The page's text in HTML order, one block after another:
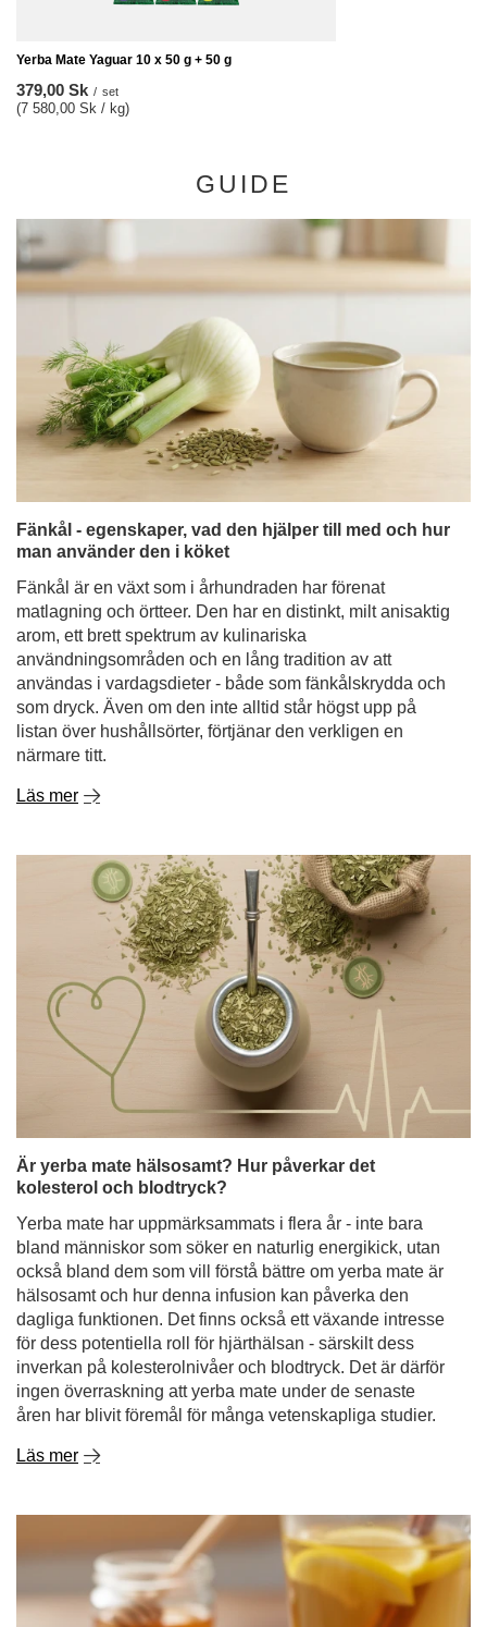
Yerba Mate Yaguar 10 x 50 g + 50 g
379,00 Sk / set
(7 580,00 Sk / kg)
GUIDE
Fänkål - egenskaper, vad den hjälper till med och hur
man använder den i köket
Fänkål är en växt som i århundraden har förenat
matlagning och örtteer. Den har en distinkt, milt anisaktig
arom, ett brett spektrum av kulinariska
användningsområden och en lång tradition av att
användas i vardagsdieter - både som fänkålskrydda och
som dryck. Även om den inte alltid står högst upp på
listan över hushållsörter, förtjänar den verkligen en
närmare titt.
Läs mer
Är yerba mate hälsosamt? Hur påverkar det
kolesterol och blodtryck?
Yerba mate har uppmärksammats i flera år - inte bara
bland människor som söker en naturlig energikick, utan
också bland dem som vill förstå bättre om yerba mate är
hälsosamt och hur denna infusion kan påverka den
dagliga funktionen. Det finns också ett växande intresse
för dess potentiella roll för hjärthälsan - särskilt dess
inverkan på kolesterolnivåer och blodtryck. Det är därför
ingen överraskning att yerba mate under de senaste
åren har blivit föremål för många vetenskapliga studier.
Läs mer